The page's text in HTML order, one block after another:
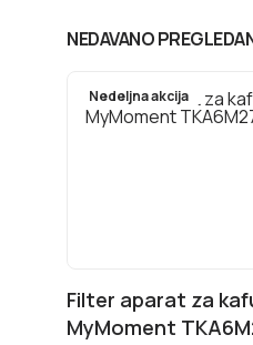
NEDAVANO
Nedeljna akcija
Filter aparat za
MyMoment